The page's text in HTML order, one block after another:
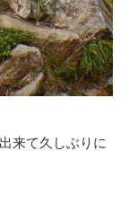
来て久しぶりに